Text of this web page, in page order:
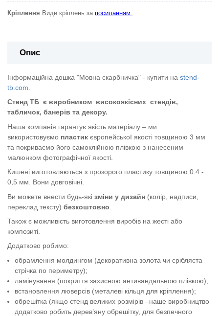
Кріплення Види кріплень за посиланням.
Опис
Інформаційна дошка "Мовна скарбничка" - купити на stend-
tb.com.
Стенд ТБ є виробником високоякісних стендів,
табличок, банерів та декору.
Наша компанія гарантує якість матеріалу – ми
використовуємо пластик європейської якості товщиною 3 мм
та покриваємо його самоклійною плівкою з нанесеним
малюнком фотографічної якості.
Кишені виготовляються з прозорого пластику товщиною 0.4 -
0,5 мм. Вони довговічні.
Ви можете внести будь-які зміни у дизайн (колір, надписи,
переклад тексту) безкоштовно
Також є можливість виготовлення виробів на жесті або
композиті.
Додатково робимо:
обрамлення молдингом (декоративна золота чи срібляста
стрічка по периметру);
ламінування (покриття захисною антивандальною плівкою);
встановлення люверсів (металеві кільця для кріплення);
обрешітка (якщо стенд великих розмірів –наше виробництво
додатково робить дерев’яну обрешітку, для безпечного